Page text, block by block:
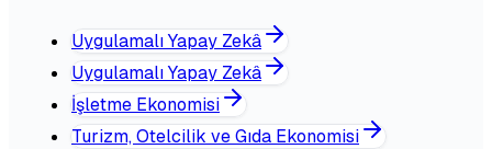
Uygulamalı Yapay Zekâ
Uygulamalı Yapay Zekâ
İşletme Ekonomisi
Turizm, Otelcilik ve Gıda Ekonomisi